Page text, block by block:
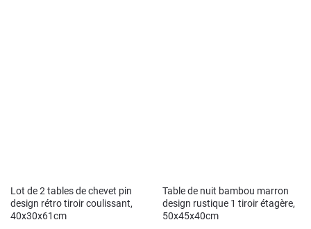
Lot de 2 tables de chevet pin
design rétro tiroir coulissant,
40x30x61cm
Table de nuit bambou marron
design rustique 1 tiroir étagère,
50x45x40cm